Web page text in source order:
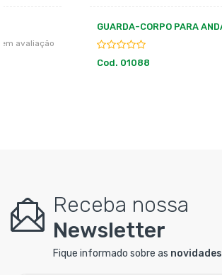
GUARDA-CORPO PARA ANDAIME 1 M
Receba nossa
Newsletter
Fique informado sobre as novidades